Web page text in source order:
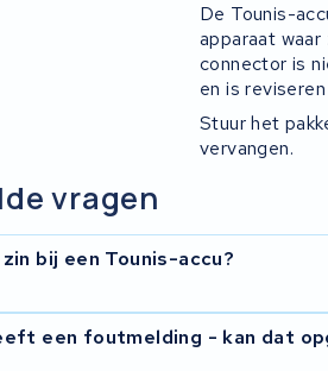
De Tounis-
apparaat
connector is
en is
Stuur het
vervangen.
vragen
bij een Tounis-accu?
verslijten, maar de behuizing
krijgt je een werkende accu
een foutmelding - kan dat